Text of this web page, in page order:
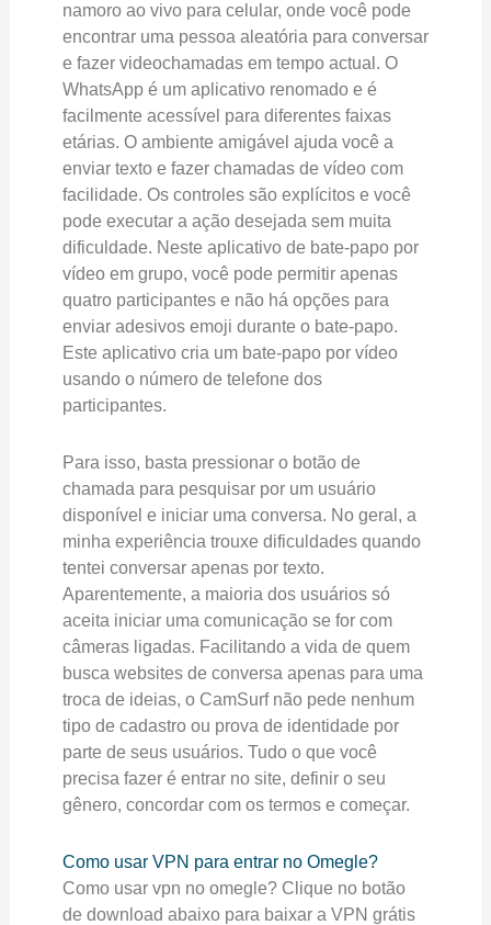
namoro ao vivo para celular, onde você pode
encontrar uma pessoa aleatória para conversar
e fazer videochamadas em tempo actual. O
WhatsApp é um aplicativo renomado e é
facilmente acessível para diferentes faixas
etárias. O ambiente amigável ajuda você a
enviar texto e fazer chamadas de vídeo com
facilidade. Os controles são explícitos e você
pode executar a ação desejada sem muita
dificuldade. Neste aplicativo de bate-papo por
vídeo em grupo, você pode permitir apenas
quatro participantes e não há opções para
enviar adesivos emoji durante o bate-papo.
Este aplicativo cria um bate-papo por vídeo
usando o número de telefone dos
participantes.
Para isso, basta pressionar o botão de
chamada para pesquisar por um usuário
disponível e iniciar uma conversa. No geral, a
minha experiência trouxe dificuldades quando
tentei conversar apenas por texto.
Aparentemente, a maioria dos usuários só
aceita iniciar uma comunicação se for com
câmeras ligadas. Facilitando a vida de quem
busca websites de conversa apenas para uma
troca de ideias, o CamSurf não pede nenhum
tipo de cadastro ou prova de identidade por
parte de seus usuários. Tudo o que você
precisa fazer é entrar no site, definir o seu
gênero, concordar com os termos e começar.
Como usar VPN para entrar no Omegle?
Como usar vpn no omegle? Clique no botão
de download abaixo para baixar a VPN grátis